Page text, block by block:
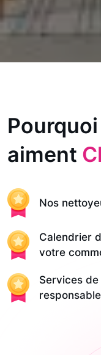
aiment
Nos
Calendrier
votre
Services